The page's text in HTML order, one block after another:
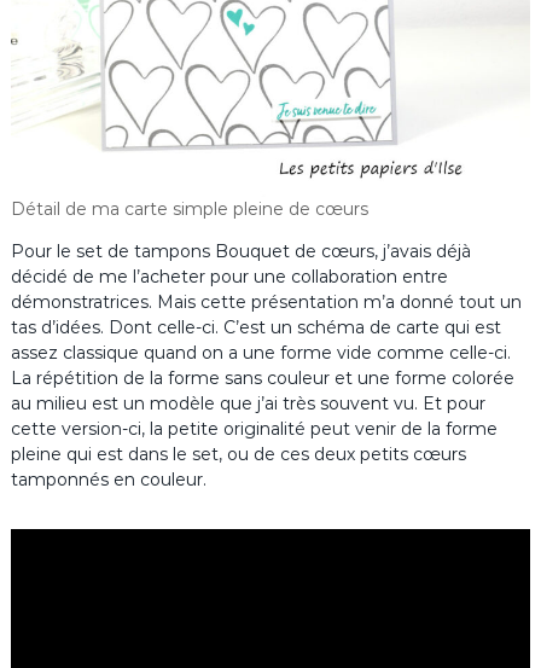
Détail de ma carte simple pleine de cœurs
Pour le set de tampons Bouquet de cœurs, j’avais déjà
décidé de me l’acheter pour une collaboration entre
démonstratrices. Mais cette présentation m’a donné tout un
tas d’idées. Dont celle-ci. C’est un schéma de carte qui est
assez classique quand on a une forme vide comme celle-ci.
La répétition de la forme sans couleur et une forme colorée
au milieu est un modèle que j’ai très souvent vu. Et pour
cette version-ci, la petite originalité peut venir de la forme
pleine qui est dans le set, ou de ces deux petits cœurs
tamponnés en couleur.